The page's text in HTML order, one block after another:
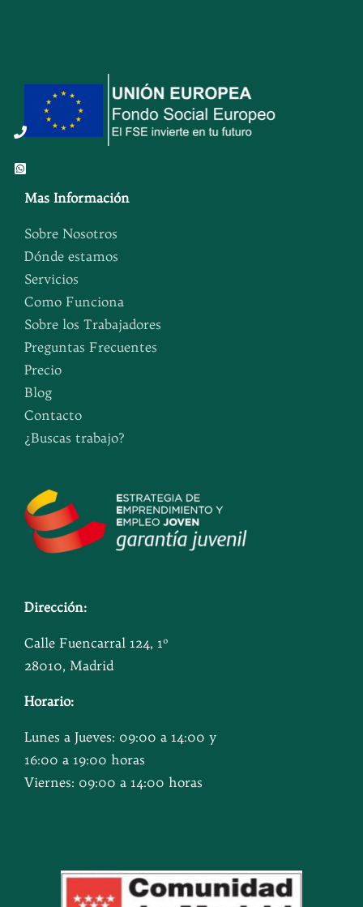
Mas Información
Sobre Nosotros
Dónde estamos
Servicios
Como Funciona
Sobre los Trabajadores
Preguntas Frecuentes
Precio
Blog
Contacto
¿Buscas trabajo?
Dirección:
Calle Fuencarral 124, 1º
28010, Madrid
Horario:
Lunes a Jueves: 09:00 a 14:00 y
16:00 a 19:00 horas
Viernes: 09:00 a 14:00 horas
Button
Button